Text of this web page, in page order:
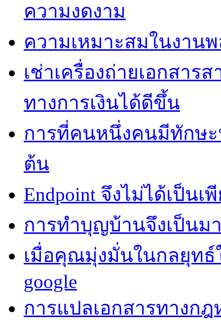
ความงดงาม
ความเหมาะสมในงานพ
เช่าเครื่องถ่ายเอกสาร
ทางการเงินได้ดีขึ้น
การที่คนหนึ่งคนมีทักษะ
ต้น
Endpoint จึงไม่ได้เป็น
การทำบุญบ้านจึงเป็นม
เมื่อคุณมุ่งมั่นในกลยุทธ์
google
การแปลเอกสารทางก